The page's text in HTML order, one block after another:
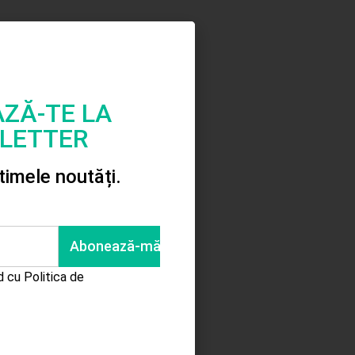
Pusculita lemn carte
TE LA
noutăți.
cu Politica de